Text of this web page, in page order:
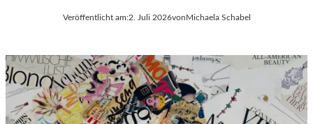
Veröffentlicht am:2. Juli 2026vonMichaela Schabel